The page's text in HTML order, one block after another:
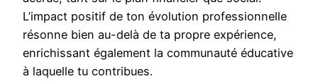
L’impact positif de ton évolution professionnelle
résonne bien au-delà de ta propre expérience,
enrichissant également la communauté éducative
à laquelle tu contribues.